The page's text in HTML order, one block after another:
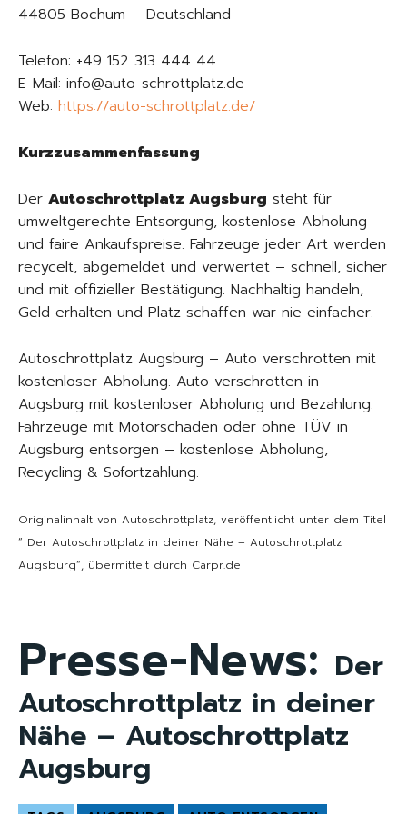
44805 Bochum – Deutschland
Telefon: +49 152 313 444 44
E-Mail: info@auto-schrottplatz.de
Web: https://auto-schrottplatz.de/
Kurzzusammenfassung
Der Autoschrottplatz Augsburg steht für
umweltgerechte Entsorgung, kostenlose Abholung
und faire Ankaufspreise. Fahrzeuge jeder Art werden
recycelt, abgemeldet und verwertet – schnell, sicher
und mit offizieller Bestätigung. Nachhaltig handeln,
Geld erhalten und Platz schaffen war nie einfacher.
Autoschrottplatz Augsburg – Auto verschrotten mit
kostenloser Abholung. Auto verschrotten in
Augsburg mit kostenloser Abholung und Bezahlung.
Fahrzeuge mit Motorschaden oder ohne TÜV in
Augsburg entsorgen – kostenlose Abholung,
Recycling & Sofortzahlung.
Originalinhalt von Autoschrottplatz, veröffentlicht unter dem Titel
“ Der Autoschrottplatz in deiner Nähe – Autoschrottplatz
Augsburg“, übermittelt durch Carpr.de
Presse-News: Der
Autoschrottplatz in deiner
Nähe – Autoschrottplatz
Augsburg